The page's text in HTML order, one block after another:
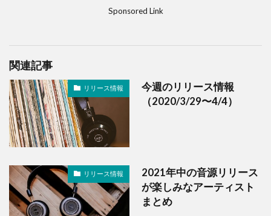
Sponsored Link
関連記事
リリース情報
今週のリリース情報
（2020/3/29〜4/4）
リリース情報
2021年中の音源リリース
が楽しみなアーティスト
まとめ